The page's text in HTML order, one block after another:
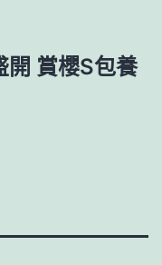
開 賞櫻S包養